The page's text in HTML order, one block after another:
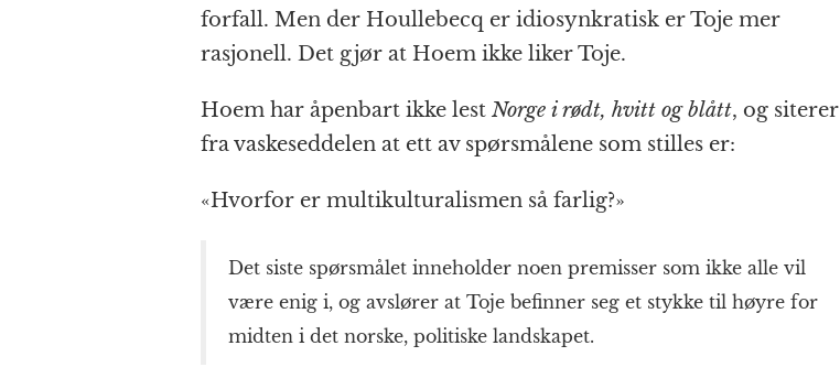
forfall. Men der Houllebecq er idiosynkratisk er Toje mer
rasjonell. Det gjør at Hoem ikke liker Toje.
Hoem har åpenbart ikke lest Norge i rødt, hvitt og blått, og siterer
fra vaskeseddelen at ett av spørsmålene som stilles er:
«Hvorfor er multikulturalismen så farlig?»
Det siste spørsmålet inneholder noen premisser som ikke alle vil
være enig i, og avslører at Toje befinner seg et stykke til høyre for
midten i det norske, politiske landskapet.